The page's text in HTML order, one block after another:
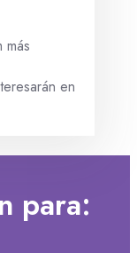
más
en
para: